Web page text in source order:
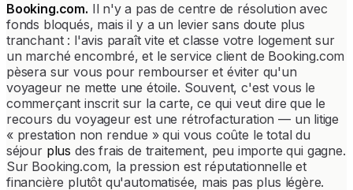
Booking.com. Il n'y a pas de centre de résolution avec
fonds bloqués, mais il y a un levier sans doute plus
tranchant : l'avis paraît vite et classe votre logement sur
un marché encombré, et le service client de Booking.com
pèsera sur vous pour rembourser et éviter qu'un
voyageur ne mette une étoile. Souvent, c'est vous le
commerçant inscrit sur la carte, ce qui veut dire que le
recours du voyageur est une rétrofacturation — un litige
« prestation non rendue » qui vous coûte le total du
séjour plus des frais de traitement, peu importe qui gagne.
Sur Booking.com, la pression est réputationnelle et
financière plutôt qu'automatisée, mais pas plus légère.